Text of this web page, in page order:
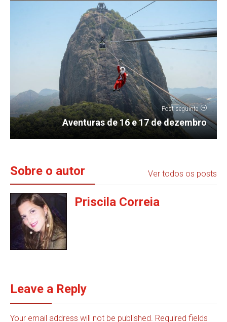
Post seguinte
Aventuras de 16 e 17 de dezembro
Sobre o autor Ver todos os posts
Priscila Correia
Leave a Reply
Your email address will not be published. Required fields